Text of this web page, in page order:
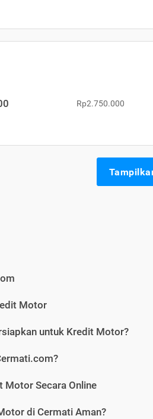
Rp2.750.000
Motor
untuk Kredit Motor?
Motor Secara Online
di Cermati Aman?